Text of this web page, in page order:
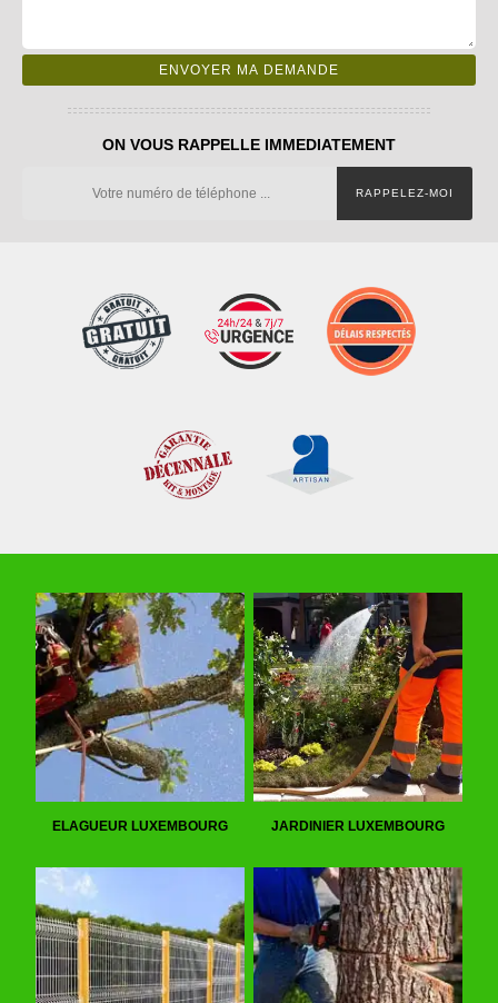
ON VOUS RAPPELLE IMMEDIATEMENT
ELAGUEUR LUXEMBOURG JARDINIER LUXEMBOURG